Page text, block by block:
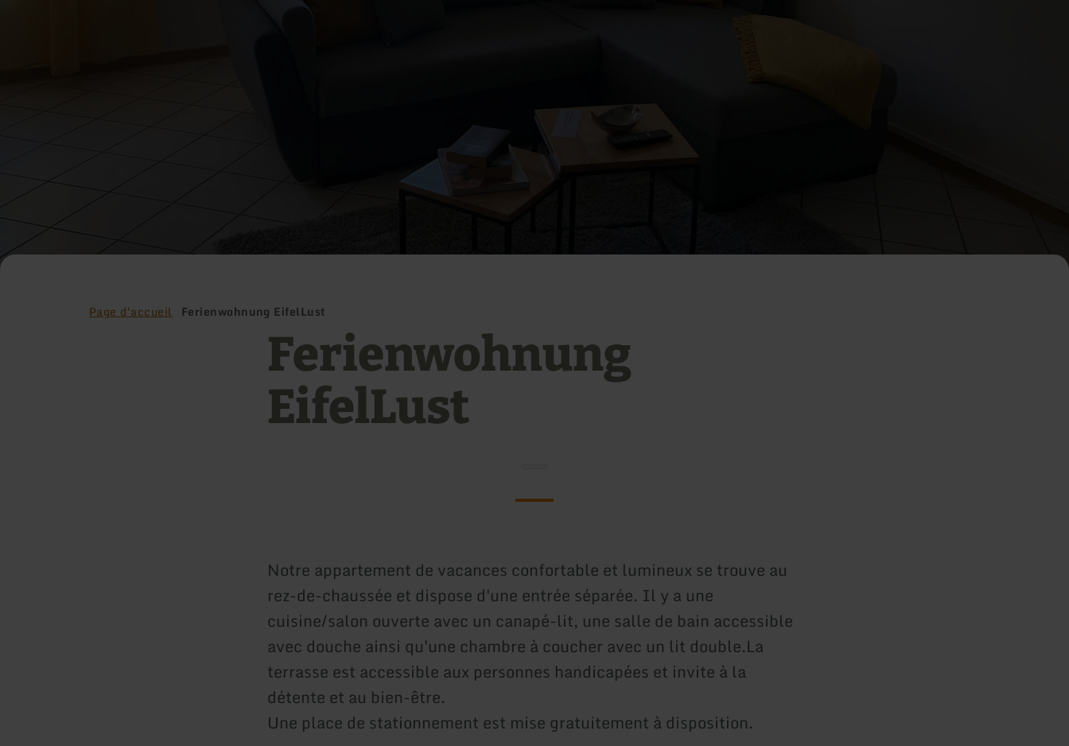
Page d'accueil Ferienwohnung EifelLust
Ferienwohnung
EifelLust
Notre appartement de vacances confortable et lumineux se trouve au
rez-de-chaussée et dispose d'une entrée séparée. Il y a une
cuisine/salon ouverte avec un canapé-lit, une salle de bain accessible
avec douche ainsi qu'une chambre à coucher avec un lit double.La
terrasse est accessible aux personnes handicapées et invite à la
détente et au bien-être.
Une place de stationnement est mise gratuitement à disposition.